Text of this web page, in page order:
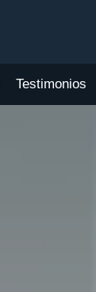
Testimonios